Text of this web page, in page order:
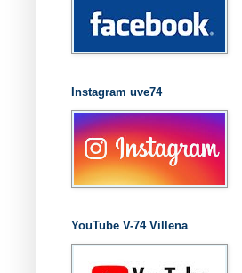
Instagram uve74
YouTube V-74 Villena